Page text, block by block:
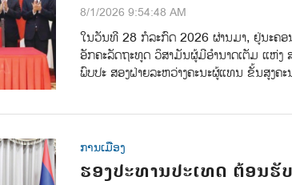
8/1/2026 9:54:48 AM
ໃນວັນທີ 28 ກໍລະກົດ 2026 ຜ່ານມາ, ຢູ່ນະຄອ
ອັກຄະລັດຖະທູດ ວິສາມັນຜູ້ມີອຳນາດເຕັມ ແຫ່ງ
ພົບປະ ສອງຝ່າຍລະຫວ່າງຄະນະຜູ້ແທນ ຂັ້ນສູງຄ
ການເມືອງ
ຮອງປະທານປະເທດ ຕ້ອນຮັ